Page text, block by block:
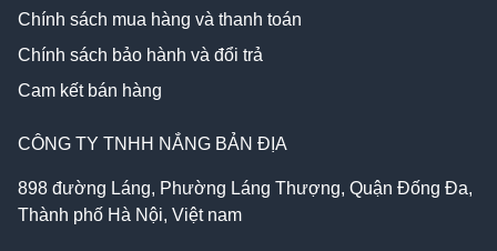
CÔNG TY TNHH NẮNG BẢN ĐỊA
898 đường Láng, Phường Láng Thượng, Quận Đống Đa,
Thành phố Hà Nội, Việt nam
Chính sách mua hàng và thanh toán
Chính sách bảo hành và đổi trả
Cam kết bán hàng